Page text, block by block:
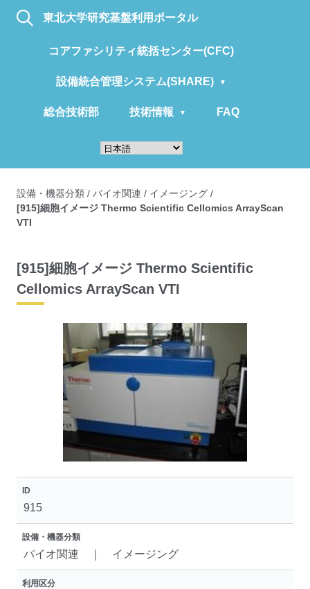
東北大学研究基盤利用ポータル
コアファシリティ統括センター(CFC)
設備統合管理システム(SHARE)
総合技術部 技術情報 FAQ
設備・機器分類 / バイオ関連 / イメージング /
[915]細胞イメージ Thermo Scientific Cellomics ArrayScan
VTI
[915]細胞イメージ Thermo Scientific
Cellomics ArrayScan VTI
ID
915
設備・機器分類
バイオ関連 ｜ イメージング
利用区分